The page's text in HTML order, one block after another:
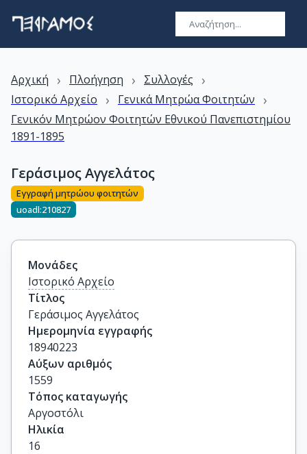
Αρχική › Πλοήγηση › Συλλογές ›
Ιστορικό Αρχείο › Γενικά Μητρώα Φοιτητών ›
Γενικόν Μητρώον Φοιτητών Εθνικού Πανεπιστημίου
1891-1895
Γεράσιμος Αγγελάτος
Εγγραφή μητρώου φοιτητών
uoadl:210827
Μονάδες
Ιστορικό Αρχείο
Τίτλος
Γεράσιμος Αγγελάτος
Ημερομηνία εγγραφής
18940223
Αύξων αριθμός
1559
Τόπος καταγωγής
Αργοστόλι
Ηλικία
16